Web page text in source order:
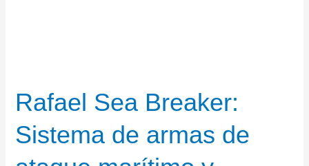
Rafael Sea Breaker:
Sistema de armas de